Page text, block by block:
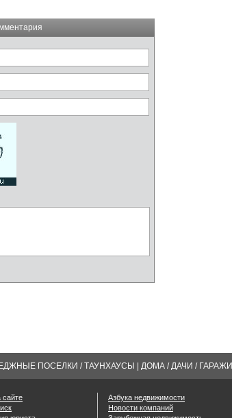
ПОСЕЛКИ / ТАУНХАУСЫ ДОМА / ДАЧИ / ГАРАЖИ
сайте
Азбука недвижимости
Новости компаний